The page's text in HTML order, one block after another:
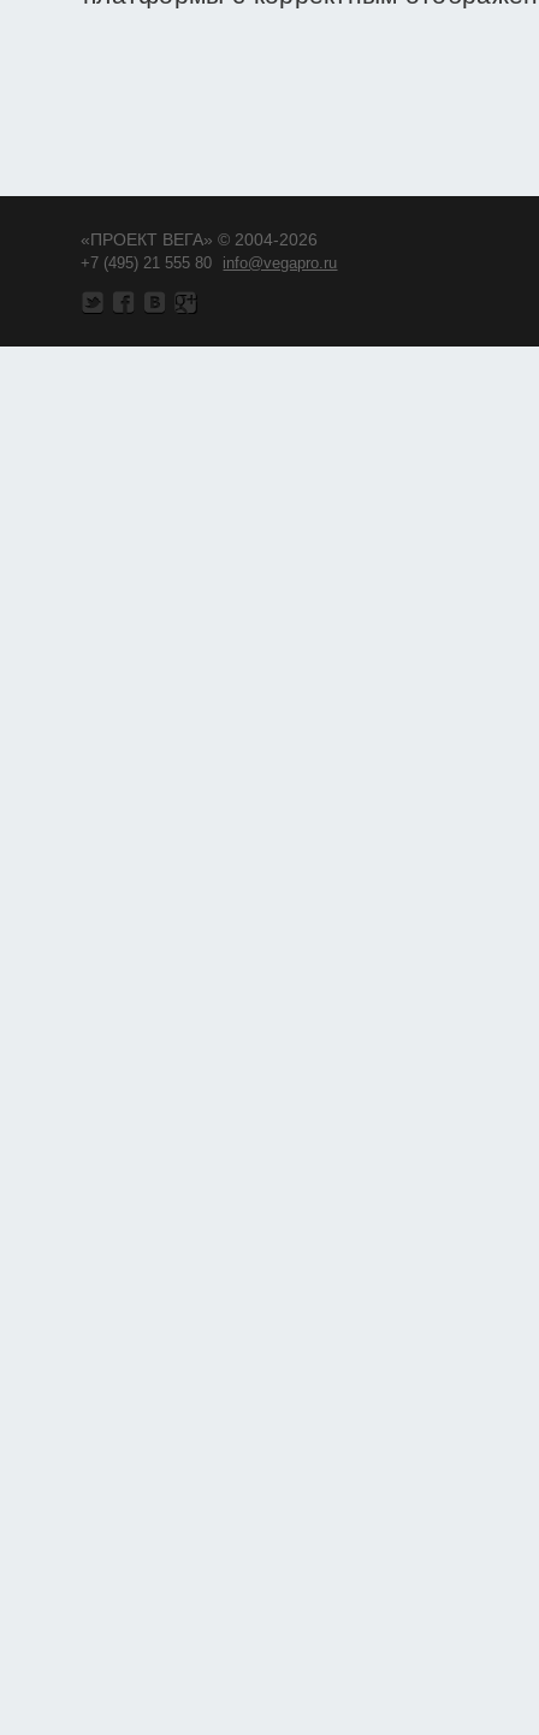
«ПРОЕКТ ВЕГА» © 2004-2026
+7 (495) 21 555 80 info@vegapro.ru